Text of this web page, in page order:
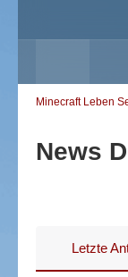
Minecraft Leben
News
Letzte